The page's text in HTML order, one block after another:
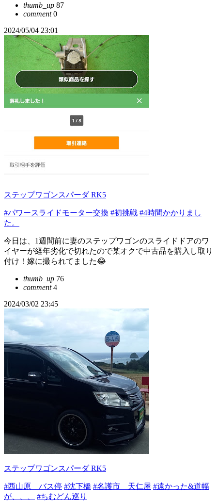
thumb_up 87
comment0
2024/05/04 23:01
ステップワゴンスパーダ RK5
#パワースライドモーター交換 #初挑戦 #4時間かかりまし
た。
今日は、1週間前に妻のステップワゴンのスライドドアのワ
イヤーが経年劣化で切れたので某オクで中古品を購入し取り
付け！嫁に撮られてました😂
thumb_up 76
comment4
2024/03/02 23:45
ステップワゴンスパーダ RK5
#西山原 バス停 #沈下橋 #名護市 天仁屋 #遠かった&道幅
が、、、
#ちむどん巡り